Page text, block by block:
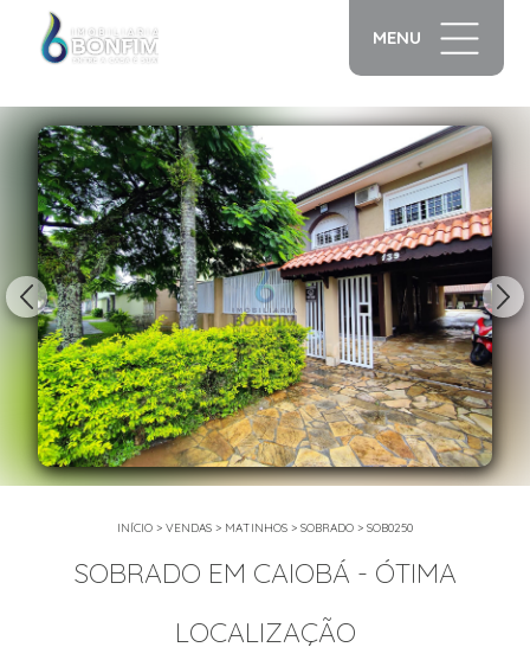
MENU
INÍCIO > VENDAS > MATINHOS > SOBRADO > SOB0250
SOBRADO EM CAIOBÁ - ÓTIMA
LOCALIZAÇÃO